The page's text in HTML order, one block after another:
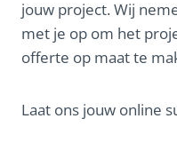
jouw project. Wij
met je op om het
offerte op maat te
Laat ons jouw online